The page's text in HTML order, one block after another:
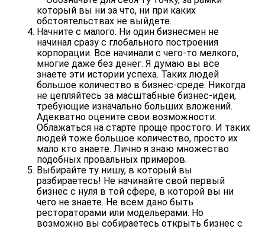
который вы ни за что, ни при каких
обстоятельствах не выйдете.
Начните с малого. Ни один бизнесмен не
начинал сразу с глобального построения
корпорации. Все начинали с чего-то мелкого,
многие даже без денег. Я думаю вы все
знаете эти истории успеха. Таких людей
большое количество в бизнес-среде. Никогда
не цепляйтесь за масштабные бизнес-идеи,
требующие изначально больших вложений.
Адекватно оцените свои возможности.
Облажаться на старте проще простого. И таких
людей тоже большое количество, просто их
мало кто знаете. Лично я знаю множество
подобных провальных примеров.
Выбирайте ту нишу, в который вы
разбираетесь! Не начинайте свой первый
бизнес с нуля в той сфере, в которой вы ни
чего не знаете. Не всем дано быть
рестораторами или модельерами. Но
возможно вы собираетесь открыть бизнес с